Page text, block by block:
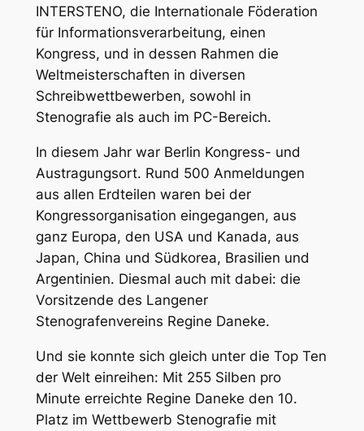
INTERSTENO, die Internationale Föderation
für Informationsverarbeitung, einen
Kongress, und in dessen Rahmen die
Weltmeisterschaften in diversen
Schreibwettbewerben, sowohl in
Stenografie als auch im PC-Bereich.
In diesem Jahr war Berlin Kongress- und
Austragungsort. Rund 500 Anmeldungen
aus allen Erdteilen waren bei der
Kongressorganisation eingegangen, aus
ganz Europa, den USA und Kanada, aus
Japan, China und Südkorea, Brasilien und
Argentinien. Diesmal auch mit dabei: die
Vorsitzende des Langener
Stenografenvereins Regine Daneke.
Und sie konnte sich gleich unter die Top Ten
der Welt einreihen: Mit 255 Silben pro
Minute erreichte Regine Daneke den 10.
Platz im Wettbewerb Stenografie mit